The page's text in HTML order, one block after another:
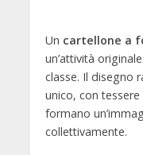
Un cartellone a
un’attività
classe. Il disegno
unico, con
formano
collettivamente.